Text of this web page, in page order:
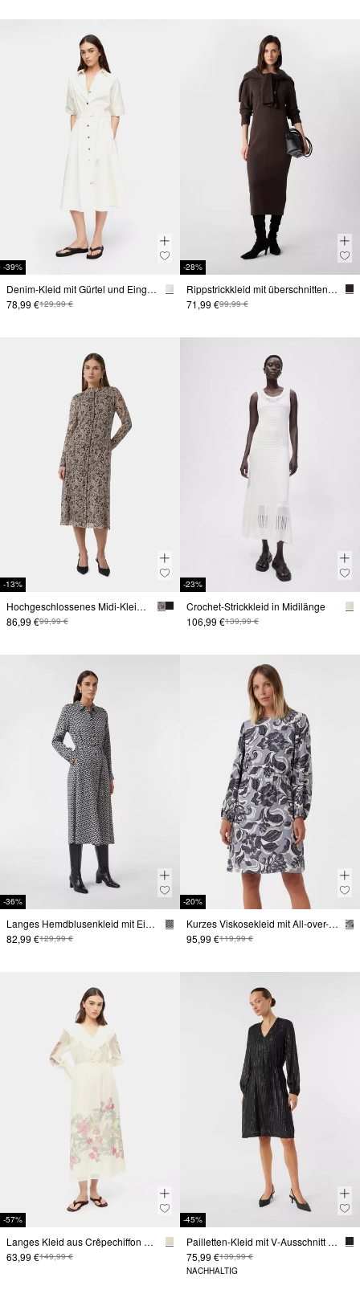
-39%
Denim-Kleid mit Gürtel und Eingrifftaschen
78,99 €129,99 €
-28%
Rippstrickkleid mit überschnittenen Schultern
71,99 €99,99 €
-13%
Hochgeschlossenes Midi-Kleid aus Mesh
86,99 €99,99 €
-23%
Crochet-Strickkleid in Midilänge
106,99 €139,99 €
-36%
Langes Hemdblusenkleid mit Eingrifftaschen und All-over-Print
82,99 €129,99 €
-20%
Kurzes Viskosekleid mit All-over-Print und regulierbarer Taille
95,99 €119,99 €
-57%
Langes Kleid aus Crêpechiffon mit Volant-Details
63,99 €149,99 €
-45%
Pailletten-Kleid mit V-Ausschnitt und Bindegürtel
75,99 €139,99 €
NACHHALTIG